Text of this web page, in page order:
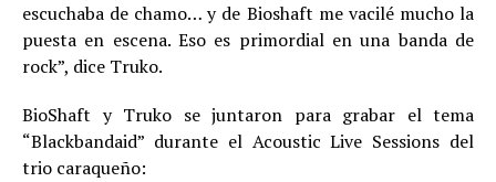
escuchaba de chamo… y de Bioshaft me vacilé mucho la
puesta en escena. Eso es primordial en una banda de
rock”, dice Truko.
BioShaft y Truko se juntaron para grabar el tema
“Blackbandaid” durante el Acoustic Live Sessions del
trio caraqueño: